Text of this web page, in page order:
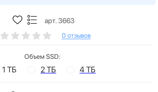
арт. 3663
0 отзывов
Объем SSD:
1 ТБ 2 ТБ 4 ТБ